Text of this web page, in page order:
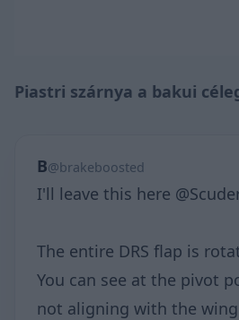
Piastri szárnya a bakui
B@brakeboosted
I'll leave this here
The entire DRS flap is
You can see at the pivot
not aligning with the